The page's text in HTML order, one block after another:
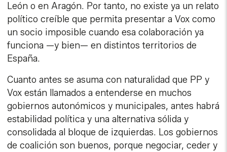
León o en Aragón. Por tanto, no existe ya un relato
político creíble que permita presentar a Vox como
un socio imposible cuando esa colaboración ya
funciona —y bien— en distintos territorios de
España.
Cuanto antes se asuma con naturalidad que PP y
Vox están llamados a entenderse en muchos
gobiernos autonómicos y municipales, antes habrá
estabilidad política y una alternativa sólida y
consolidada al bloque de izquierdas. Los gobiernos
de coalición son buenos, porque negociar, ceder y